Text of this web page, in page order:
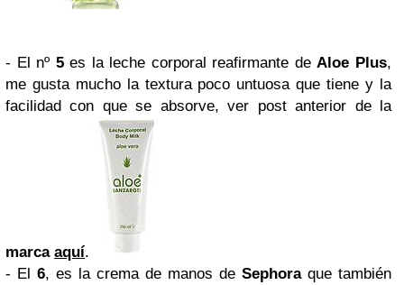
- El nº 5es la leche corporal reafirmante de Aloe Plus,
me gusta mucho la textura poco untuosa que tiene y la
facilidad con que se absorve, ver post anterior de la
marca aquí.
- El 6, es la crema de manos de Sephoraque también